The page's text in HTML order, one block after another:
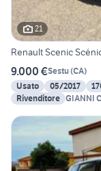
21
Renault Scenic
9.000 €Sestu(CA)
Usato
05/2017
Rivenditore GIANNI